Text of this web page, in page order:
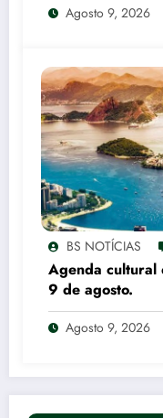
Agosto 9, 2026
BS NOTÍCIAS
Agenda cultural
9 de agosto.
Agosto 9, 2026